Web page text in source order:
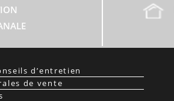
d’entretien
de vente